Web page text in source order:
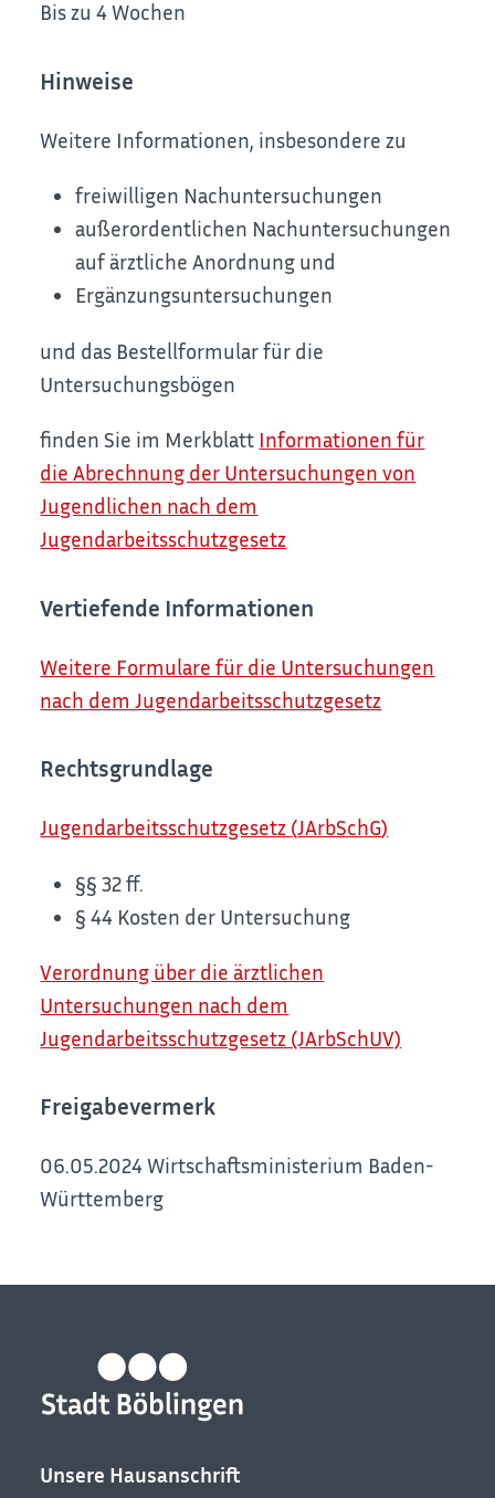
Bis zu 4 Wochen
Hinweise
Weitere Informationen, insbesondere zu
freiwilligen Nachuntersuchungen
außerordentlichen Nachuntersuchungen
auf ärztliche Anordnung und
Ergänzungsuntersuchungen
und das Bestellformular für die
Untersuchungsbögen
finden Sie im Merkblatt Informationen für
die Abrechnung der Untersuchungen von
Jugendlichen nach dem
Jugendarbeitsschutzgesetz
Vertiefende Informationen
Weitere Formulare für die Untersuchungen
nach dem Jugendarbeitsschutzgesetz
Rechtsgrundlage
Jugendarbeitsschutzgesetz (JArbSchG)
§§ 32 ff.
§ 44 Kosten der Untersuchung
Verordnung über die ärztlichen
Untersuchungen nach dem
Jugendarbeitsschutzgesetz (JArbSchUV)
Freigabevermerk
06.05.2024 Wirtschaftsministerium Baden-
Württemberg
Unsere Hausanschrift